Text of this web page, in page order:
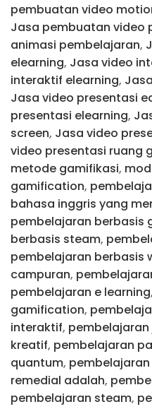
pembuatan video
Jasa pembuatan video
animasi pembelajaran,
elearning, Jasa video
interaktif elearning,
Jasa video presentasi
presentasi elearning,
screen, Jasa video
video presentasi ruang
metode gamifikasi,
gamification,
bahasa inggris yang
pembelajaran berbasis
berbasis steam,
pembelajaran berbasis
campuran,
pembelajaran e learning,
gamification,
interaktif,
kreatif, pembelajaran
quantum,
remedial adalah,
pembelajaran steam,